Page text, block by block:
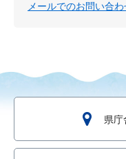
メールでのお問い合
県庁